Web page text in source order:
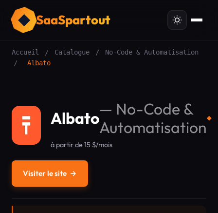
SaaSpartout
Accueil / Catalogue /
No-Code & Automatisation
/
Albato
Albato— No-Code &
Automatisation◆
à partir de 15 $/mois
Visiter le site →